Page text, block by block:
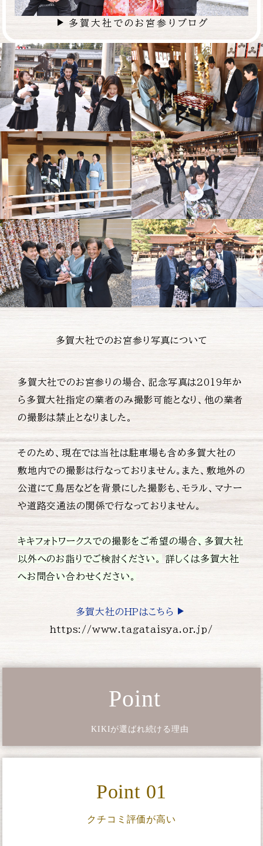
多賀大社でのお宮参りブログ
多賀大社でのお宮参り写真について
多賀大社でのお宮参りの場合、記念写真は2019年か
ら多賀大社指定の業者のみ撮影可能となり、他の業者
の撮影は禁止となりました。
そのため、現在では当社は駐車場も含め多賀大社の
敷地内での撮影は行なっておりません。また、敷地外の
公道にて鳥居などを背景にした撮影も、モラル、マナー
や道路交通法の関係で行なっておりません。
キキフォトワークスでの撮影をご希望の場合、多賀大社
以外へのお詣りでご検討ください。
詳しくは多賀大社
へお問合い合わせください。
多賀大社のHPはこちら
https://www.tagataisya.or.jp/
Point
KIKIが選ばれ続ける理由
Point 01
クチコミ評価が高い